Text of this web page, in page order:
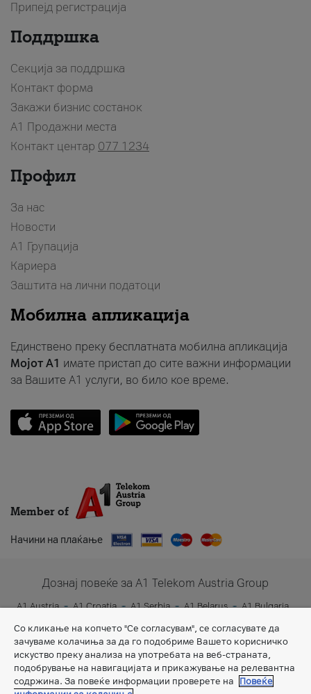
Припејд регистрација
Поддршка
Секција за поддршка
Контакт форма
Закажи бизнис состанок
A1 Продажни места
Контакт центар 077 1234
Профил
За нас
Новости
А1 Групација
Кариера
Заштита на лични податоци
Мобилна апликација
Единствено преку бесплатната мобилна апликација
Мојот A1 имате пристап до сите важни информации
за Вашите A1 услуги, во било кое време.
Member of
Начини на плаќање
Дознај повеќе за A1 Telekom Austria Group
A1 Austria A1 Croatia A1 Serbia A1 Belarus
A1 Bulgaria
Со кликање на копчето "Се согласувам", се согласувате да
зачуваме колачиња за да го подобриме Вашето корисничко
искуство преку анализа на употребата на веб-страната,
подобрување на навигацијата и прикажување на релевантна
содржина. За повеќе информации проверете на
Повеќе